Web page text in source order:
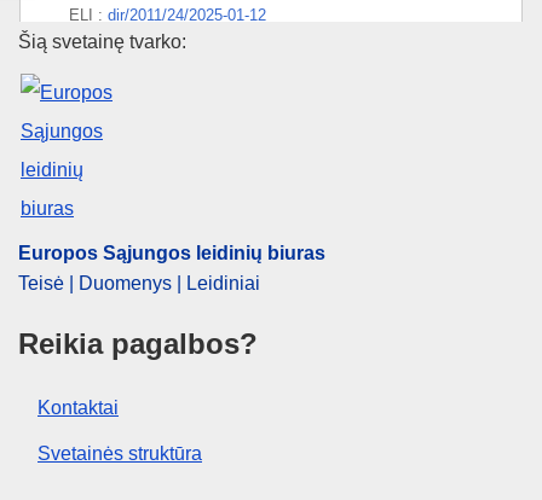
ELI : dir/2011/24/2025-01-12
Europos Sąjungos leidinių
Šią svetainę tvarko:
Europos Sąjungos leidinių biuras
Teisė | Duomenys | Leidiniai
Reikia pagalbos?
Kontaktai
Svetainės struktūra